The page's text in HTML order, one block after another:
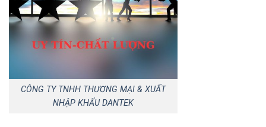
CÔNG TY TNHH THƯƠNG MẠI & XUẤT
NHẬP KHẨU DANTEK